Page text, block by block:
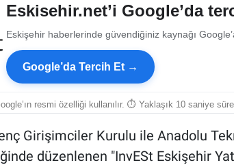
Eskisehir.net’i Google’da
Eskişehir haberlerinde güvendiğiniz kaynağı
Google’da Tercih Et →
resmi özelliği kullanılır. ⏱ Yaklaşık 10 saniye
Girişimciler Kurulu ile Anadolu
düzenlenen "InvESt Eskişehir